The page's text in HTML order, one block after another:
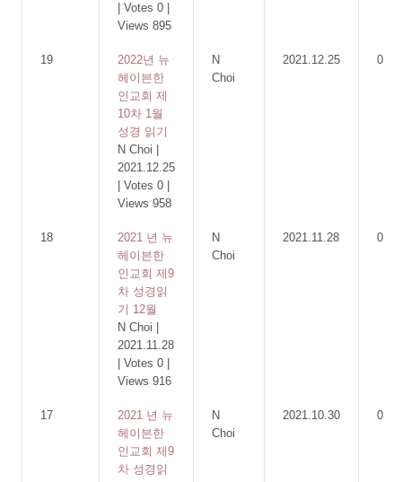
Votes 0
Views 895
19
2022년 뉴
헤이븐한
인교회 제
10차 1월
성경 읽기
N Choi
2021.12.25
Votes 0
Views 958
N
Choi
2021.12.25 0
18
2021 년 뉴
헤이븐한
인교회 제9
차 성경읽
기 12월
N Choi
2021.11.28
Votes 0
Views 916
N
Choi
2021.11.28 0
17
2021 년 뉴
헤이븐한
인교회 제9
차 성경읽
N
Choi
2021.10.30 0